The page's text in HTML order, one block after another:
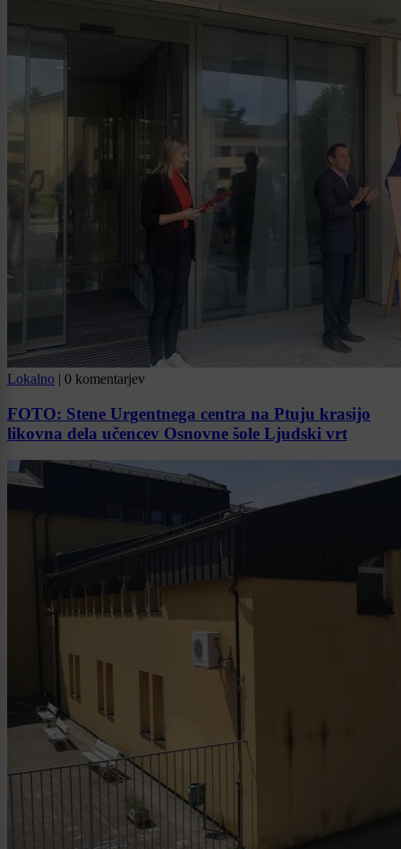
Lokalno | 0 komentarjev
FOTO: Stene Urgentnega centra na Ptuju krasijo
likovna dela učencev Osnovne šole Ljudski vrt